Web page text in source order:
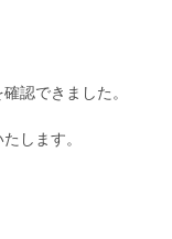
認できました。
します。